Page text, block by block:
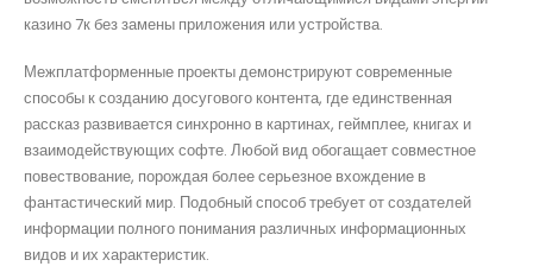
казино 7к без замены приложения или устройства.
Межплатформенные проекты демонстрируют современные
способы к созданию досугового контента, где единственная
рассказ развивается синхронно в картинах, геймплее, книгах и
взаимодействующих софте. Любой вид обогащает совместное
повествование, порождая более серьезное вхождение в
фантастический мир. Подобный способ требует от создателей
информации полного понимания различных информационных
видов и их характеристик.